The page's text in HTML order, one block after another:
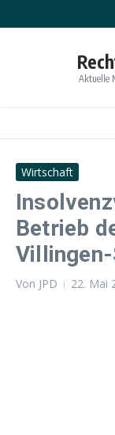
Aktuelle
Wirtschaft
Betrieb
Villingen-
Von JPD 22. Mai